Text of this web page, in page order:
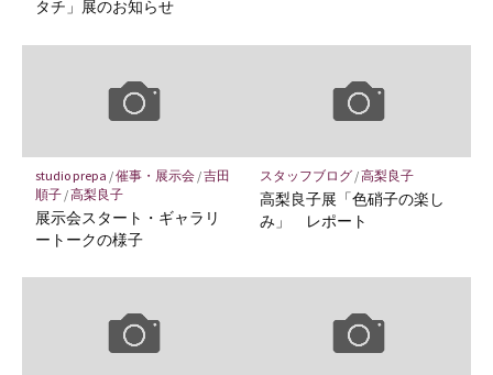
タチ」展のお知らせ
studio prepa /催事・展示会/吉田
順子/高梨良子
展示会スタート・ギャラリ
ートークの様子
スタッフブログ/高梨良子
高梨良子展「色硝子の楽し
み」 レポート